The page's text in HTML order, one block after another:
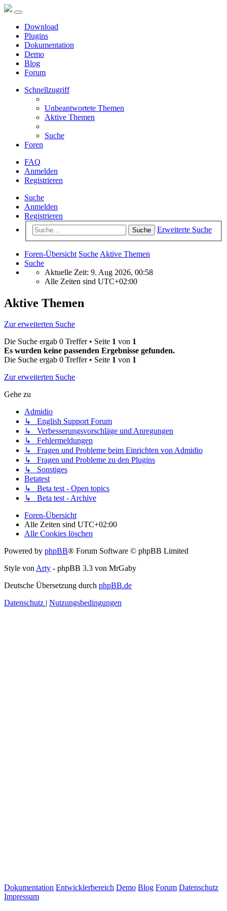
Download
Plugins
Dokumentation
Demo
Blog
Forum
Schnellzugriff
Unbeantwortete Themen
Aktive Themen
Suche
Foren
FAQ
Anmelden
Registrieren
Suche
Anmelden
Registrieren
Suche Erweiterte Suche
Foren-Übersicht Suche Aktive Themen
Suche
Aktuelle Zeit: 9. Aug 2026, 00:58
Alle Zeiten sind UTC+02:00
Aktive Themen
Zur erweiterten Suche
Die Suche ergab 0 Treffer • Seite 1 von 1
Es wurden keine passenden Ergebnisse gefunden.
Die Suche ergab 0 Treffer • Seite 1 von 1
Zur erweiterten Suche
Gehe zu
Admidio
↳ English Support Forum
↳ Verbesserungsvorschläge und Anregungen
↳ Fehlermeldungen
↳ Fragen und Probleme beim Einrichten von Admidio
↳ Fragen und Probleme zu den Plugins
↳ Sonstiges
Betatest
↳ Beta test - Open topics
↳ Beta test - Archive
Foren-Übersicht
Alle Zeiten sind UTC+02:00
Alle Cookies löschen
Powered by phpBB® Forum Software © phpBB Limited
Style vonArty - phpBB 3.3 von MrGaby
Deutsche Übersetzung durch phpBB.de
Datenschutz | Nutzungsbedingungen
Dokumentation Entwicklerbereich Demo Blog Forum Datenschutz
Impressum